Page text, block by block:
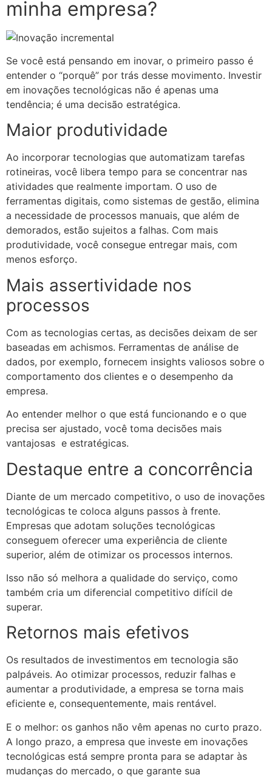
minha empresa?
Se você está pensando em inovar, o primeiro passo é
entender o “porquê” por trás desse movimento. Investir
em inovações tecnológicas não é apenas uma
tendência; é uma decisão estratégica.
Maior produtividade
Ao incorporar tecnologias que automatizam tarefas
rotineiras, você libera tempo para se concentrar nas
atividades que realmente importam. O uso de
ferramentas digitais, como sistemas de gestão, elimina
a necessidade de processos manuais, que além de
demorados, estão sujeitos a falhas. Com mais
produtividade, você consegue entregar mais, com
menos esforço.
Mais assertividade nos
processos
Com as tecnologias certas, as decisões deixam de ser
baseadas em achismos. Ferramentas de análise de
dados, por exemplo, fornecem insights valiosos sobre o
comportamento dos clientes e o desempenho da
empresa.
Ao entender melhor o que está funcionando e o que
precisa ser ajustado, você toma decisões mais
vantajosas e estratégicas.
Destaque entre a concorrência
Diante de um mercado competitivo, o uso de inovações
tecnológicas te coloca alguns passos à frente.
Empresas que adotam soluções tecnológicas
conseguem oferecer uma experiência de cliente
superior, além de otimizar os processos internos.
Isso não só melhora a qualidade do serviço, como
também cria um diferencial competitivo difícil de
superar.
Retornos mais efetivos
Os resultados de investimentos em tecnologia são
palpáveis. Ao otimizar processos, reduzir falhas e
aumentar a produtividade, a empresa se torna mais
eficiente e, consequentemente, mais rentável.
E o melhor: os ganhos não vêm apenas no curto prazo.
A longo prazo, a empresa que investe em inovações
tecnológicas está sempre pronta para se adaptar às
mudanças do mercado, o que garante sua